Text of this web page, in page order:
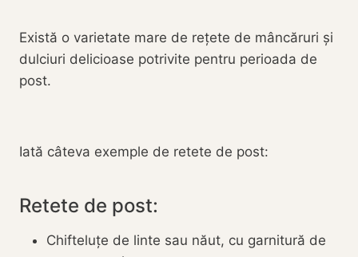
Există o varietate mare de rețete de mâncăruri și
dulciuri delicioase potrivite pentru perioada de
post.
Iată câteva exemple de retete de post:
Retete de post:
Chifteluțe de linte sau năut, cu garnitură de